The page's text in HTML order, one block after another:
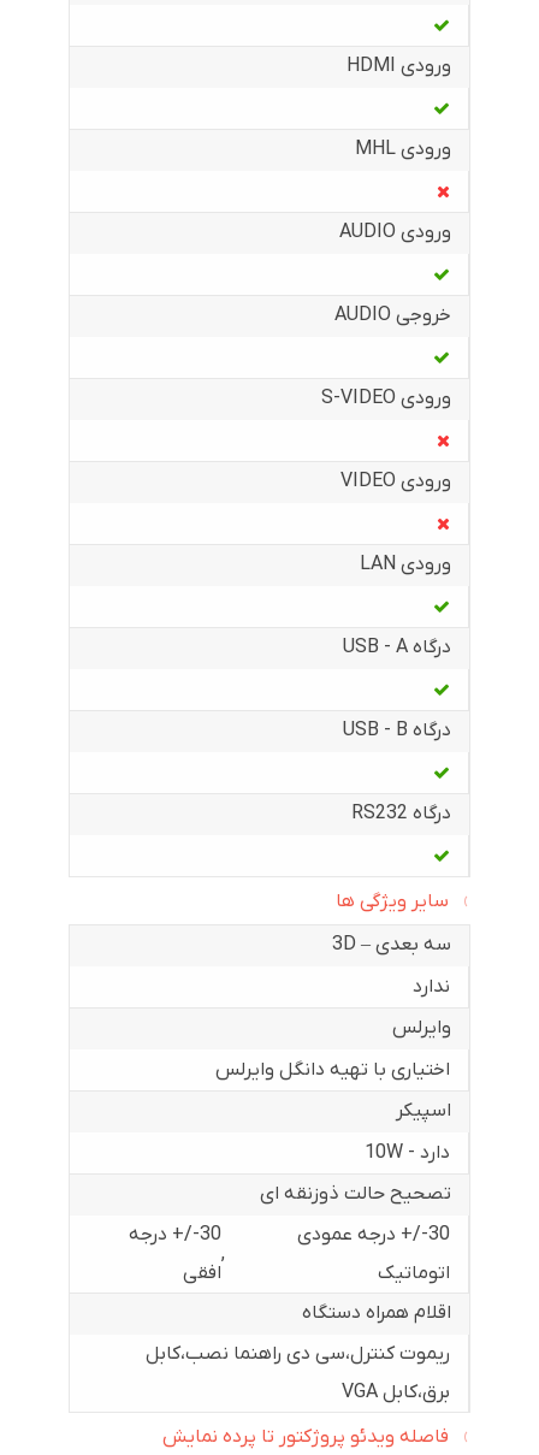
ورودی HDMI
ورودی MHL
ورودی AUDIO
خروجی AUDIO
ورودی S-VIDEO
ورودی VIDEO
ورودی LAN
درگاه USB - A
درگاه USB - B
درگاه RS232
سایر ویژگی ها
سه بعدی – 3D
ندارد
وایرلس
اختیاری با تهیه دانگل وایرلس
اسپیکر
دارد - 10W
تصحیح حالت ذوزنقه ای
30-/+ درجه عمودی
اتوماتیک
,
30-/+ درجه
افقی
اقلام همراه دستگاه
ریموت کنترل،سی دی راهنما نصب،کابل
برق،کابل VGA
فاصله ویدئو پروژکتور تا پرده نمایش